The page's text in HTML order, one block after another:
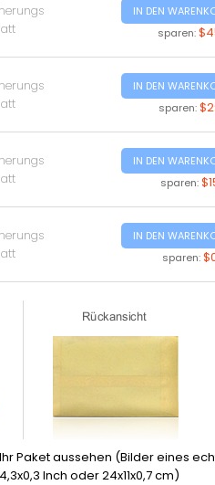
IN DEN
sparen:
IN DEN
sparen:
IN DEN
sparen:
IN DEN
sparen:
Paket aussehen (Bilder eines
Inch oder 24x11x0,7 cm)